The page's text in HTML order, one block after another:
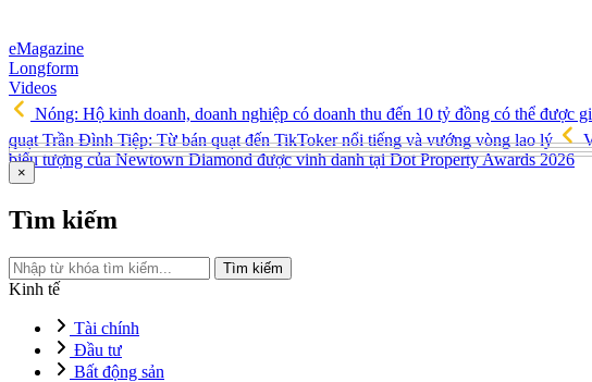
eMagazine
Longform
Videos
Nóng: Hộ kinh doanh, doanh nghiệp có doanh thu đến 10 tỷ đồng có thể được
quạt Trần Đình Tiệp: Từ bán quạt đến TikToker nổi tiếng và vướng vòng lao lý
biểu tượng của Newtown Diamond được vinh danh tại Dot Property Awards 2026
×
Tìm kiếm
Tìm kiếm
Kinh tế
Tài chính
Đầu tư
Bất động sản